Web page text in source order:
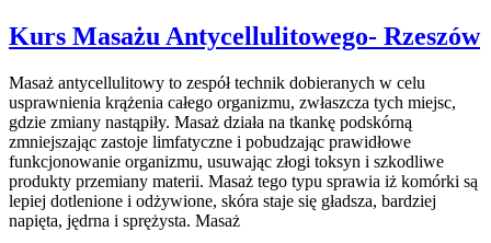
Kurs Masażu Antycellulitowego- Rzeszów
Masaż antycellulitowy to zespół technik dobieranych w celu
usprawnienia krążenia całego organizmu, zwłaszcza tych miejsc,
gdzie zmiany nastąpiły. Masaż działa na tkankę podskórną
zmniejszając zastoje limfatyczne i pobudzając prawidłowe
funkcjonowanie organizmu, usuwając złogi toksyn i szkodliwe
produkty przemiany materii. Masaż tego typu sprawia iż komórki są
lepiej dotlenione i odżywione, skóra staje się gładsza, bardziej
napięta, jędrna i sprężysta. Masaż